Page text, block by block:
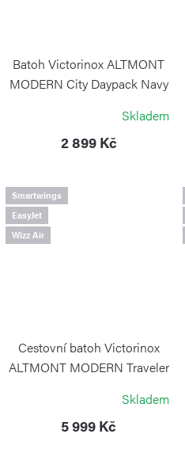
Batoh Victorinox ALTMONT
MODERN City Daypack Navy
Skladem
2 899 Kč
Smartwings
EasyJet
Wizz Air
Cestovní batoh Victorinox
ALTMONT MODERN Traveler
Skladem
5 999 Kč